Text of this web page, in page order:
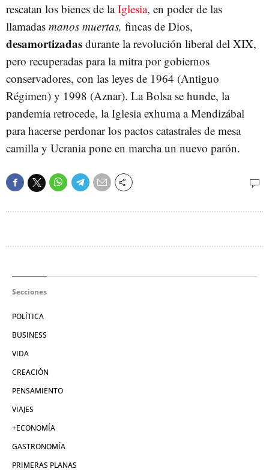
rescatan los bienes de laIglesia, en poder de las
llamadas manos muertas, fincas de Dios,
desamortizadas durante la revolución liberal del XIX,
pero recuperadas para la mitra por gobiernos
conservadores, con las leyes de 1964 (Antiguo
Régimen) y 1998 (Aznar). La Bolsa se hunde, la
pandemia retrocede, la Iglesia exhuma a Mendizábal
para hacerse perdonar los pactos catastrales de mesa
camilla y Ucrania pone en marcha un nuevo parón.
Secciones
POLÍTICA
BUSINESS
VIDA
CREACIÓN
PENSAMIENTO
VIAJES
+ECONOMÍA
GASTRONOMÍA
PRIMERAS PLANAS